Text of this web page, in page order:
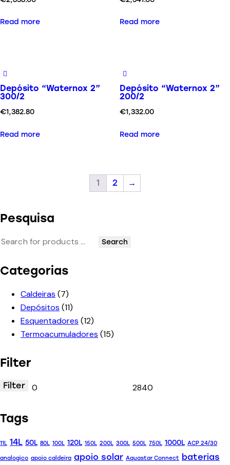
Read more Read more
Depósito “Waternox 2”
300/2
€1,382.80
Read more
Depósito “Waternox 2”
200/2
€1,332.00
Read more
1 2 →
Pesquisa
Search
Categorias
Caldeiras (7)
Depósitos (11)
Esquentadores (12)
Termoacumuladores (15)
Filter
Filter
Tags
11L 14L 50L 80L 100L 120L 150L 200L 300L 500L 750L 1000L ACP 24/30
analogico apoio caldeira apoio solar Aquastar Connect baterias